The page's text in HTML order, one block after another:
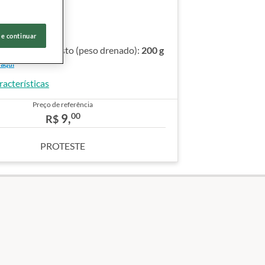
320 g
200 g
de custo (peso drenado): 200 g
Preço de referência
R$9,00
PROTESTE
continuar